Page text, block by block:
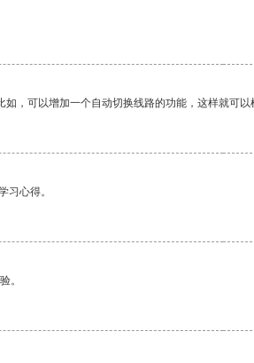
，可以增加一个自动切换线路的功能，这样就可
习心得。
。